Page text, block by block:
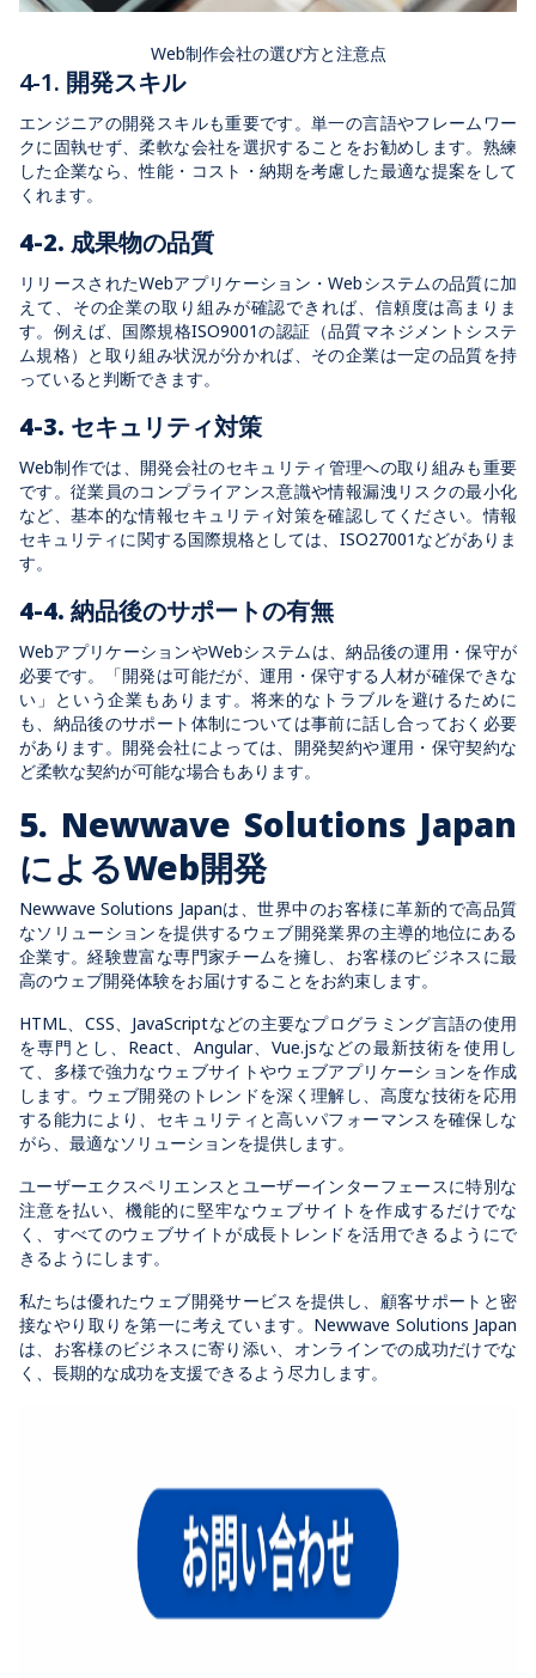
Web制作会社の選び方と注意点
4-1. 開発スキル
エンジニアの開発スキルも重要です。単一の言語やフレームワー
クに固執せず、柔軟な会社を選択することをお勧めします。熟練
した企業なら、性能・コスト・納期を考慮した最適な提案をして
くれます。
4-2. 成果物の品質
リリースされたWebアプリケーション・Webシステムの品質に加
えて、その企業の取り組みが確認できれば、信頼度は高まりま
す。例えば、国際規格ISO9001の認証（品質マネジメントシステ
ム規格）と取り組み状況が分かれば、その企業は一定の品質を持
っていると判断できます。
4-3. セキュリティ対策
Web制作では、開発会社のセキュリティ管理への取り組みも重要
です。従業員のコンプライアンス意識や情報漏洩リスクの最小化
など、基本的な情報セキュリティ対策を確認してください。情報
セキュリティに関する国際規格としては、ISO27001などがありま
す。
4-4. 納品後のサポートの有無
WebアプリケーションやWebシステムは、納品後の運用・保守が
必要です。「開発は可能だが、運用・保守する人材が確保できな
い」という企業もあります。将来的なトラブルを避けるために
も、納品後のサポート体制については事前に話し合っておく必要
があります。開発会社によっては、開発契約や運用・保守契約な
ど柔軟な契約が可能な場合もあります。
5. Newwave Solutions Japan
によるWeb開発
Newwave Solutions Japanは、世界中のお客様に革新的で高品質
なソリューションを提供するウェブ開発業界の主導的地位にある
企業す。経験豊富な専門家チームを擁し、お客様のビジネスに最
高のウェブ開発体験をお届けすることをお約束します。
HTML、CSS、JavaScriptなどの主要なプログラミング言語の使用
を専門とし、React、Angular、Vue.jsなどの最新技術を使用し
て、多様で強力なウェブサイトやウェブアプリケーションを作成
します。ウェブ開発のトレンドを深く理解し、高度な技術を応用
する能力により、セキュリティと高いパフォーマンスを確保しな
がら、最適なソリューションを提供します。
ユーザーエクスペリエンスとユーザーインターフェースに特別な
注意を払い、機能的に堅牢なウェブサイトを作成するだけでな
く、すべてのウェブサイトが成長トレンドを活用できるようにで
きるようにします。
私たちは優れたウェブ開発サービスを提供し、顧客サポートと密
接なやり取りを第一に考えています。Newwave Solutions Japan
は、お客様のビジネスに寄り添い、オンラインでの成功だけでな
く、長期的な成功を支援できるよう尽力します。